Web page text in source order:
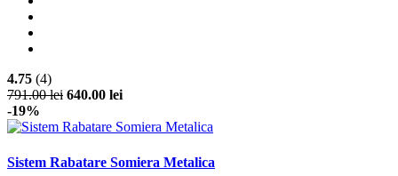
4.75 (4)
791.00 lei 640.00 lei
-19%
Sistem Rabatare Somiera Metalica